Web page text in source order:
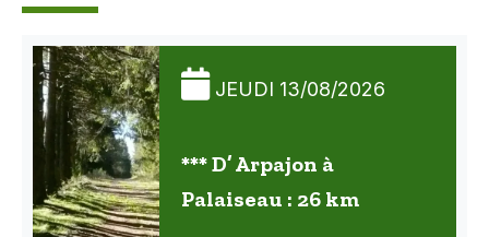
JEUDI 13/08/2026
*** D’ Arpajon à
Palaiseau : 26 km